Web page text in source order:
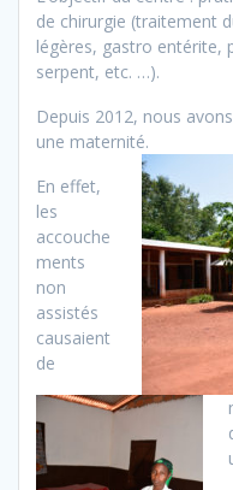
de chirurgie (traitement
légères, gastro entérite,
serpent, etc. …).
Depuis 2012, nous
une maternité.
En effet,
les
accouche
ments
non
assistés
causaient
de